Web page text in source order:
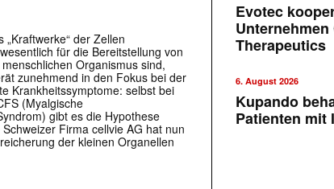
der Zellen
für die Bereitstellung von
Organismus sind,
zunehmend in den Fokus bei der
Krankheitssymptome: selbst bei
(Myalgische
gibt es die Hypothese
Firma cellvie AG hat nun
der kleinen Organellen
Evotec
Therapeutics
6. August 2026
Kupando
Patienten mit